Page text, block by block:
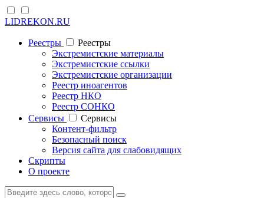
LIDREKON.RU
Реестры
Реестры
Экстремистские материалы
Экстремистские ссылки
Экстремистские организации
Реестр иноагентов
Реестр НКО
Реестр СОНКО
Cервисы
Cервисы
Контент-фильтр
Безопасный поиск
Версия сайта для слабовидящих
Скрипты
О проекте